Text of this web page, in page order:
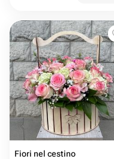
Fiori nel cestino